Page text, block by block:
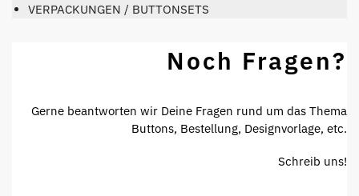
VERPACKUNGEN / BUTTONSETS
Noch Fragen?
Gerne beantworten wir Deine Fragen rund um das Thema
Buttons, Bestellung, Designvorlage, etc.
Schreib uns!